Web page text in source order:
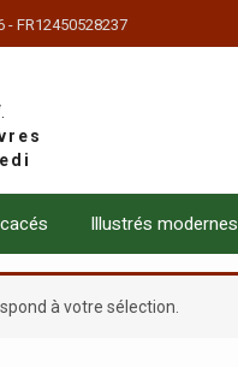
- FR12450528237
Illustrés modernes
à votre sélection.